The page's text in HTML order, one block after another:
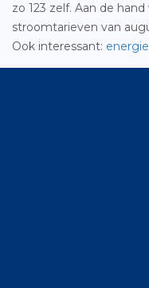
zo 123 zelf. Aan de
stroomtarieven van
Ook interessant: